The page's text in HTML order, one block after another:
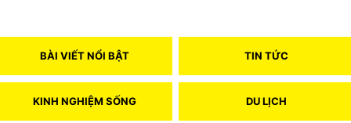
BÀI VIẾT NỔI BẬT TIN TỨC
KINH NGHIỆM SỐNG DU LỊCH